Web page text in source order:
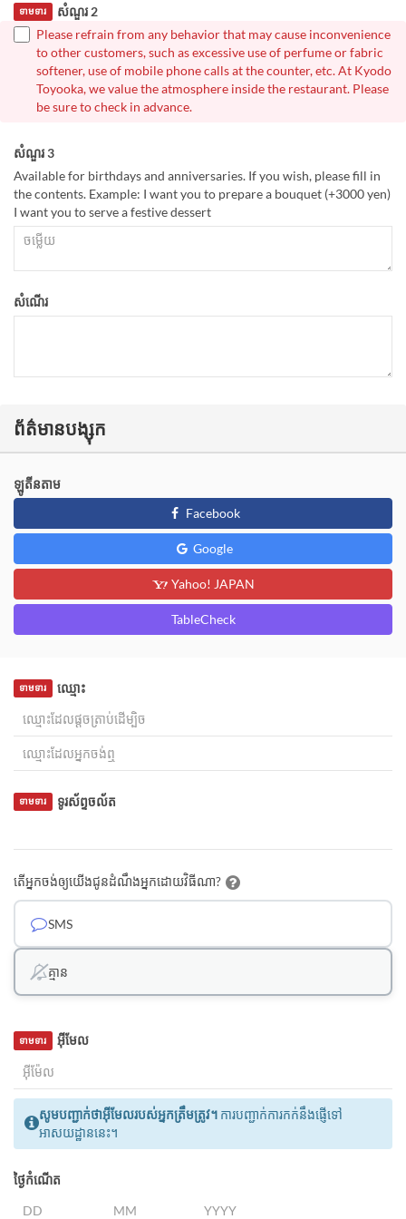
សំណួរ 2
ទាមទារ
Please refrain from any behavior that may cause inconvenience
to other customers, such as excessive use of perfume or fabric
softener, use of mobile phone calls at the counter, etc. At Kyodo
Toyooka, we value the atmosphere inside the restaurant. Please
be sure to check in advance.
សំណួរ 3
Available for birthdays and anniversaries. If you wish, please fill in
the contents. Example: I want you to prepare a bouquet (+3000 yen)
I want you to serve a festive dessert
សំណើរ
ព័ត៌មានបង្សុក
ឡូតីនតាម
Facebook
Google
Yahoo! JAPAN
TableCheck
ឈ្មោះ
ទាមទារ
ទូរស័ព្ទចល័ត
ទាមទារ
តើអ្នកចង់ឲ្យយើងជូនដំណឹងអ្នកដោយវិធីណា?
SMS
គ្មាន
អ៊ីមែល
ទាមទារ
សូមបញ្ជាក់ថាអ៊ីមែលរបស់អ្នកត្រឹមត្រូវ។ ការបញ្ជាក់ការកក់នឹងផ្ញើទៅ
អាសយដ្ឋាននេះ។
ថ្ងៃកំណើត